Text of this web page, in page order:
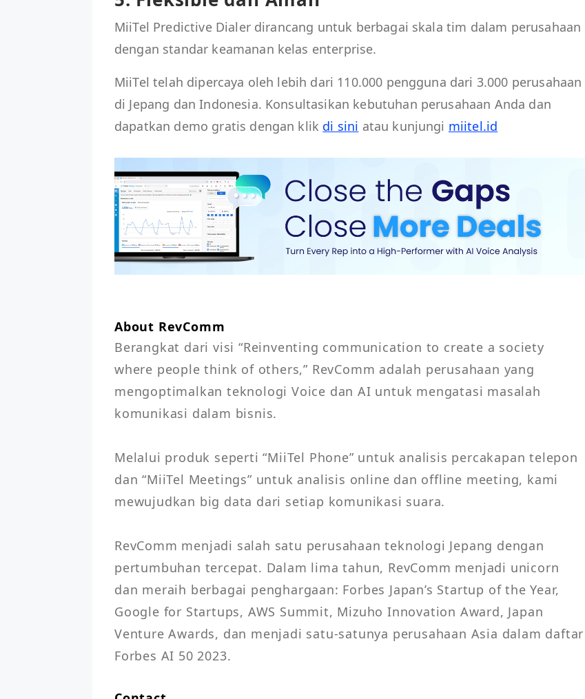
MiiTel Predictive Dialer dirancang untuk berbagai skala tim dalam perusahaan
dengan standar keamanan kelas enterprise.
MiiTel telah dipercaya oleh lebih dari 110.000 pengguna dari 3.000 perusahaan
di Jepang dan Indonesia. Konsultasikan kebutuhan perusahaan Anda dan
dapatkan demo gratis dengan klik di sini atau kunjungi miitel.id
About RevComm
Berangkat dari visi “Reinventing communication to create a society
where people think of others,” RevComm adalah perusahaan yang
mengoptimalkan teknologi Voice dan AI untuk mengatasi masalah
komunikasi dalam bisnis.
Melalui produk seperti “MiiTel Phone” untuk analisis percakapan telepon
dan “MiiTel Meetings” untuk analisis online dan offline meeting, kami
mewujudkan big data dari setiap komunikasi suara.
RevComm menjadi salah satu perusahaan teknologi Jepang dengan
pertumbuhan tercepat. Dalam lima tahun, RevComm menjadi unicorn
dan meraih berbagai penghargaan: Forbes Japan’s Startup of the Year,
Google for Startups, AWS Summit, Mizuho Innovation Award, Japan
Venture Awards, dan menjadi satu-satunya perusahaan Asia dalam daftar
Forbes AI 50 2023.